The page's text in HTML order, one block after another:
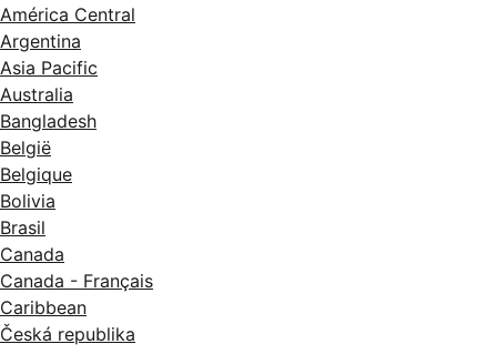
América Central
Argentina
Asia Pacific
Australia
Bangladesh
België
Belgique
Bolivia
Brasil
Canada
Canada - Français
Caribbean
Česká republika